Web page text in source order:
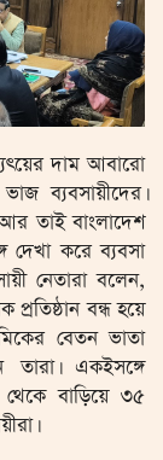
দাম আবারো
ব্যবসায়ীদের।
তাই বাংলাদেশ
দেখা করে ব্যবসা
নেতারা বলেন,
বন্ধ হয়ে
বেতন ভাতা
তারা। একইসঙ্গে
বাড়িয়ে ৩৫